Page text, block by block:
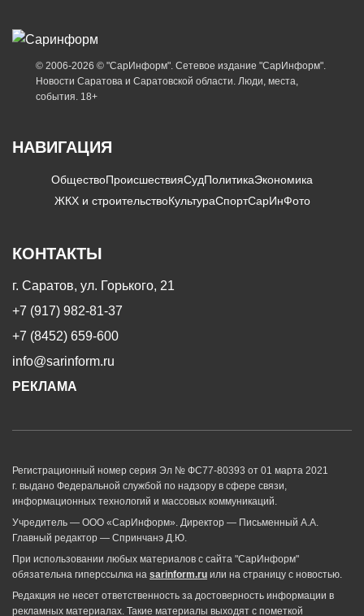
© 2006-2026 © "СарИнформ". Сетевое издание "СарИнформ".
Новости Саратова и Саратовской области. Люди, места,
события. 18+
НАВИГАЦИЯ
ОбществоПроисшествияСудПолитикаЭкономика
ЖКХ и строительствоКультураСпортСарИнФото
КОНТАКТЫ
г. Саратов, ул. Горького, 21
+7 (917) 982-81-37
+7 (8452) 659-600
info@sarinform.ru
РЕКЛАМА
Регистрационный номер серия Эл № ФС77-80393 от 01 марта 2021
г. выдано Федеральной службой по надзору в сфере связи,
информационных технологий и массовых коммуникаций.
Учредитель — ООО «СарИнформ». Директор — Письменный А.А.
Главный редактор — Спринчанэ Д.Ю.
При использовании любых материалов с сайта "СарИнформ"
обязательна гиперссылка на sarinform.ru или на страницу с новостью.
Редакция не несет ответственность за достоверность информации в
рекламных материалах. Такие материалы выходят с пометкой